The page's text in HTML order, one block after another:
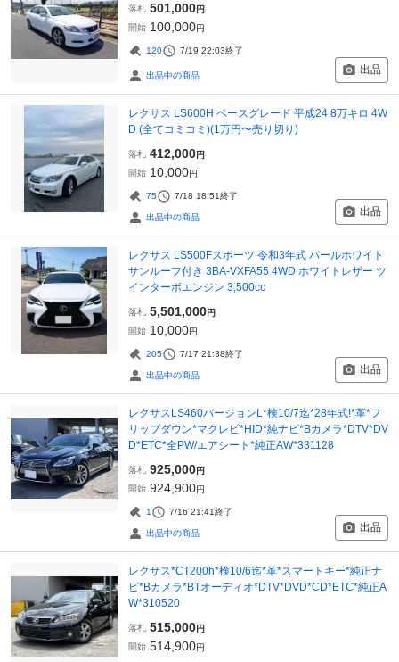
落札 501,000円
開始 100,000円
120 7/19 22:03終了
出品中の商品 出品
レクサス LS600H ベースグレード 平成24 8万キロ 4W
D (全てコミコミ)(1万円〜売り切り)
落札 412,000円
開始 10,000円
75 7/18 18:51終了
出品中の商品 出品
レクサス LS500Fスポーツ 令和3年式 パールホワイト
サンルーフ付き 3BA-VXFA55 4WD ホワイトレザー ツ
インターボエンジン 3,500cc
落札 5,501,000円
開始 10,000円
205 7/17 21:38終了
出品中の商品 出品
レクサスLS460バージョンL*検10/7迄*28年式!*革*フ
リップダウン*マクレビ*HID*純ナビ*Bカメラ*DTV*DV
D*ETC*全PW/エアシート*純正AW*331128
落札 925,000円
開始 924,900円
1 7/16 21:41終了
出品中の商品 出品
レクサス*CT200h*検10/6迄*革*スマートキー*純正ナ
ビ*Bカメラ*BTオーディオ*DTV*DVD*CD*ETC*純正A
W*310520
落札 515,000円
開始 514,900円